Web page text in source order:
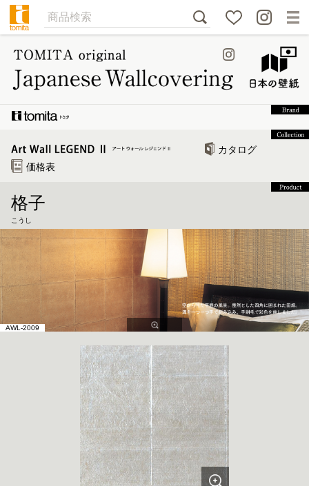
カタログ
価格表
格子
こうし
AWL-2009